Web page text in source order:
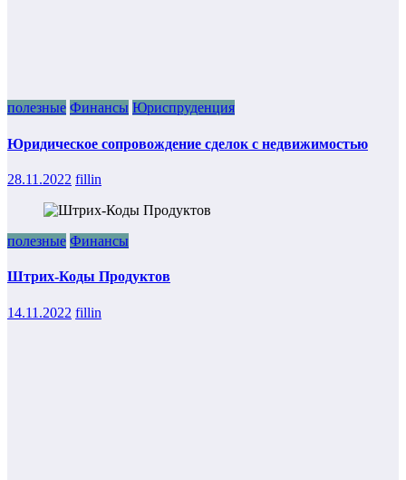
полезные Финансы Юриспруденция
Юридическое сопровождение сделок с недвижимостью
28.11.2022 fillin
полезные Финансы
Штрих-Коды Продуктов
14.11.2022 fillin